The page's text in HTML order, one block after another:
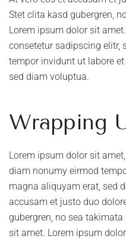
Stet clita kasd gubergren,
Lorem ipsum dolor sit
consetetur sadipscing elitr,
tempor invidunt ut labore
sed diam voluptua.
Wrapping
Lorem ipsum dolor sit
diam nonumy eirmod
magna aliquyam erat, sed
accusam et justo duo
gubergren, no sea
sit amet. Lorem ipsum